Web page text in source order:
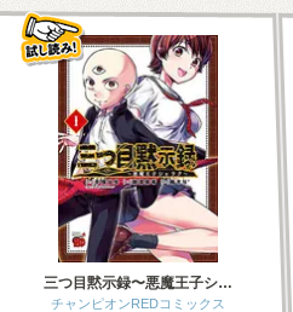
三つ目黙示録〜悪魔王子シ…
チャンピオンREDコミックス